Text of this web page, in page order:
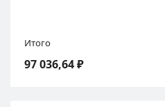
Итого
97 036,64 ₽